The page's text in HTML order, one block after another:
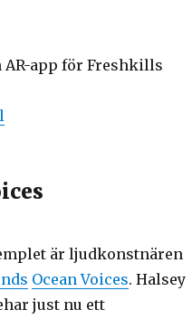
app för Freshkills
är ljudkonstnären
Ocean Voices. Halsey
just nu ett